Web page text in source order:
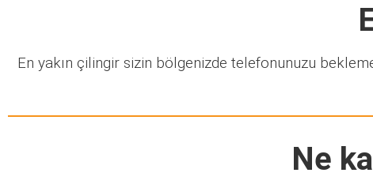
En yakın çilingir sizin bölgenizde telefonunuzu
Ne